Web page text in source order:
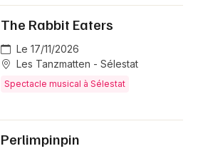
The Rabbit Eaters
Le 17/11/2026
Les Tanzmatten - Sélestat
Spectacle musical à Sélestat
Perlimpinpin